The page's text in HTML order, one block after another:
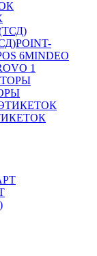
POINT-
6MINDEO
1